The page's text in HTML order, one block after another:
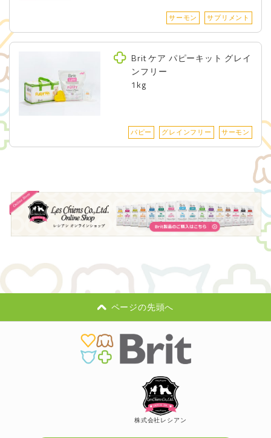
サーモン サプリメント
Brit ケア パピーキット グレイ
ンフリー
1kg
パピー グレインフリー サーモン
ページの先頭へ
株式会社レシアン